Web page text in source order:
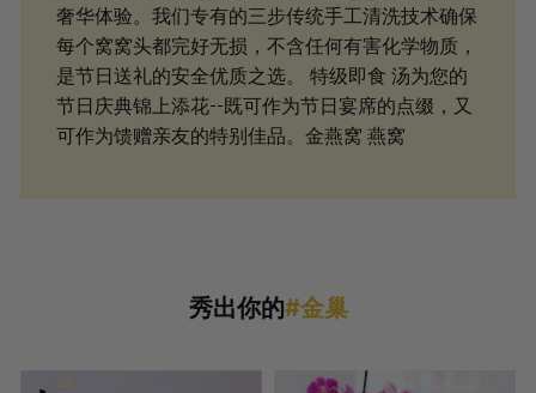
奢华体验。我们专有的三步传统手工清洗技术确保
每个窝窝头都完好无损，不含任何有害化学物质，
是节日送礼的安全优质之选。 特级即食 汤为您的
节日庆典锦上添花--既可作为节日宴席的点缀，又
可作为馈赠亲友的特别佳品。金燕窝 燕窝
秀出你的#金巢